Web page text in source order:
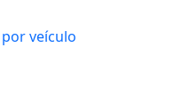
veículo